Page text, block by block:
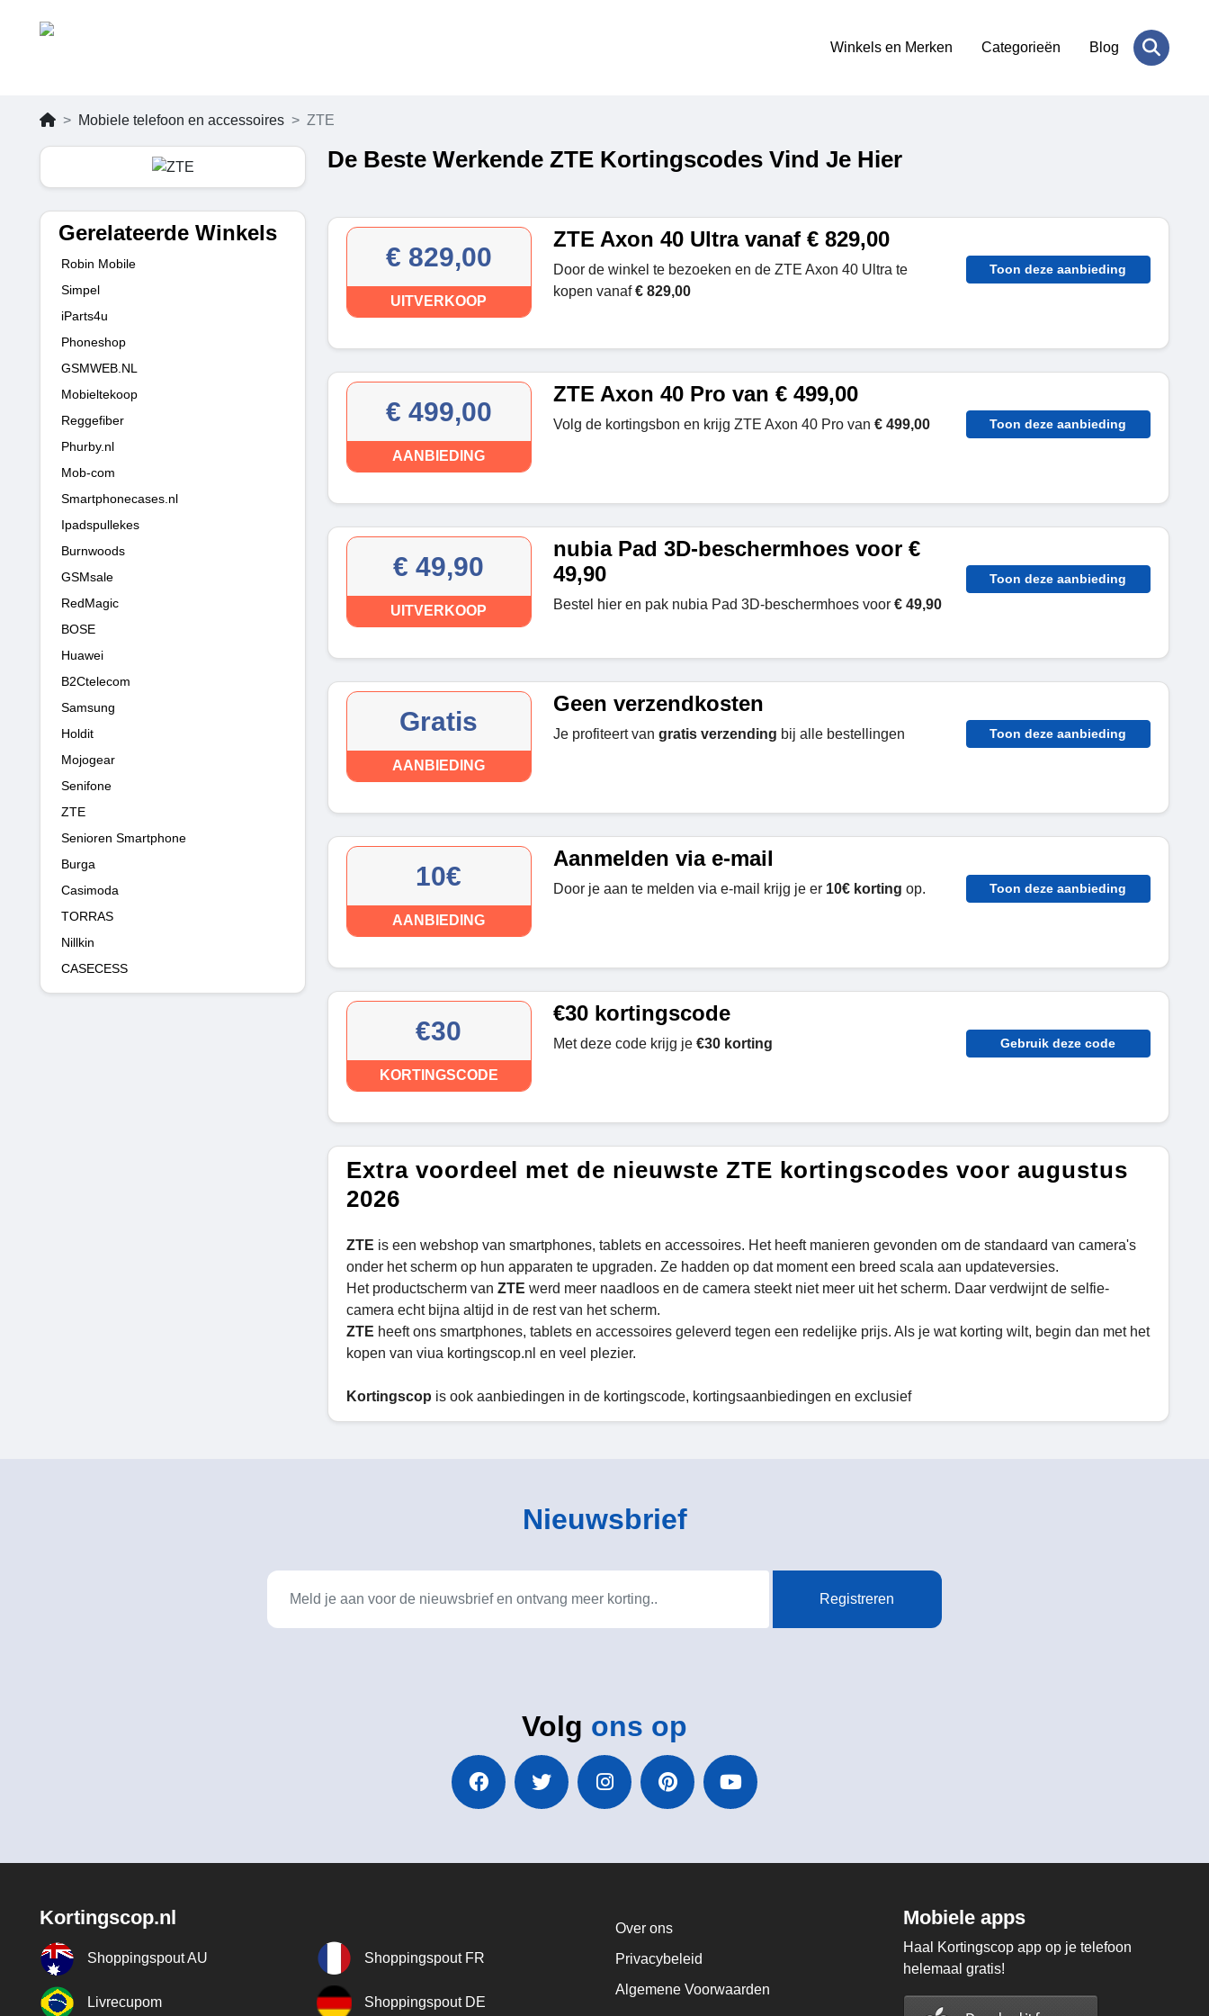
Winkels en Merken Categorieën Blog
Mobiele telefoon en accessoires ZTE
Gerelateerde Winkels
Robin Mobile
Simpel
iParts4u
Phoneshop
GSMWEB.NL
Mobieltekoop
Reggefiber
Phurby.nl
Mob-com
Smartphonecases.nl
Ipadspullekes
Burnwoods
GSMsale
RedMagic
BOSE
Huawei
B2Ctelecom
Samsung
Holdit
Mojogear
Senifone
ZTE
Senioren Smartphone
Burga
Casimoda
TORRAS
Nillkin
CASECESS
De Beste Werkende ZTE Kortingscodes Vind Je Hier
€ 829,00
UITVERKOOP
ZTE Axon 40 Ultra vanaf € 829,00
Door de winkel te bezoeken en de ZTE Axon 40 Ultra te
kopen vanaf€ 829,00
Toon deze aanbieding
€ 499,00
AANBIEDING
ZTE Axon 40 Pro van € 499,00
Volg de kortingsbon en krijg ZTE Axon 40 Pro van € 499,00 Toon deze aanbieding
€ 49,90
UITVERKOOP
nubia Pad 3D-beschermhoes voor €
49,90
Bestel hier en pak nubia Pad 3D-beschermhoes voor € 49,90
Toon deze aanbieding
Gratis
AANBIEDING
Geen verzendkosten
Je profiteert van gratis verzending bij alle bestellingen Toon deze aanbieding
10€
AANBIEDING
Aanmelden via e-mail
Door je aan te melden via e-mail krijg je er 10€ korting op. Toon deze aanbieding
€30
KORTINGSCODE
€30 kortingscode
Met deze code krijg je €30 korting Gebruik deze code
Extra voordeel met de nieuwste ZTE kortingscodes voor augustus
2026
ZTE is een webshop van smartphones, tablets en accessoires. Het heeft manieren gevonden om de standaard van camera's
onder het scherm op hun apparaten te upgraden. Ze hadden op dat moment een breed scala aan updateversies.
Het productscherm van ZTE werd meer naadloos en de camera steekt niet meer uit het scherm. Daar verdwijnt de selfie-
camera echt bijna altijd in de rest van het scherm.
ZTE heeft ons smartphones, tablets en accessoires geleverd tegen een redelijke prijs. Als je wat korting wilt, begin dan met het
kopen van viua kortingscop.nl en veel plezier.
Kortingscop is ook aanbiedingen in de kortingscode, kortingsaanbiedingen en exclusief
Nieuwsbrief
Registreren
Volg ons op
Kortingscop.nl
Shoppingspout AU Shoppingspout FR
Livrecupom Shoppingspout DE
Over ons
Privacybeleid
Algemene Voorwaarden
Mobiele apps
Haal Kortingscop app op je telefoon
helemaal gratis!